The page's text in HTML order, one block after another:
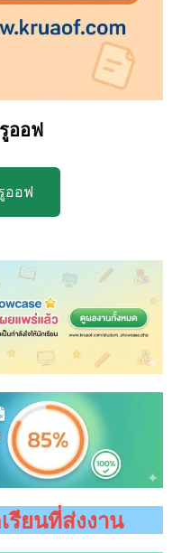
ออฟ
ออฟ
รียนที่ส่งงาน